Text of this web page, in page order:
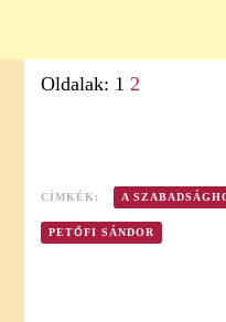
Oldalak: 1 2
CÍMKÉK: A
PETŐFI SÁNDOR